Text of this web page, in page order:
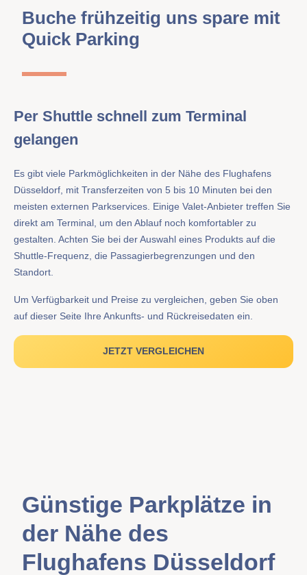
Buche frühzeitig uns spare mit
Quick Parking
Per Shuttle schnell zum Terminal
gelangen
Es gibt viele Parkmöglichkeiten in der Nähe des Flughafens
Düsseldorf, mit Transferzeiten von 5 bis 10 Minuten bei den
meisten externen Parkservices. Einige Valet-Anbieter treffen Sie
direkt am Terminal, um den Ablauf noch komfortabler zu
gestalten. Achten Sie bei der Auswahl eines Produkts auf die
Shuttle-Frequenz, die Passagierbegrenzungen und den
Standort.
Um Verfügbarkeit und Preise zu vergleichen, geben Sie oben
auf dieser Seite Ihre Ankunfts- und Rückreisedaten ein.
JETZT VERGLEICHEN
Günstige Parkplätze in
der Nähe des
Flughafens Düsseldorf